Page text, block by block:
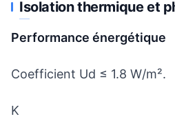
Isolation thermique et
Performance énergétique
Coefficient Ud ≤ 1.8 W/m².
K